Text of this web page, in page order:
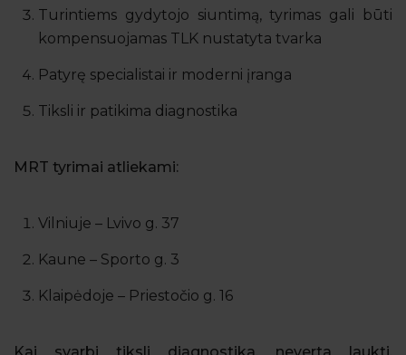
Turintiems gydytojo siuntimą, tyrimas gali būti
kompensuojamas TLK nustatyta tvarka
Patyrę specialistai ir moderni įranga
Tiksli ir patikima diagnostika
MRT tyrimai atliekami:
Vilniuje – Lvivo g. 37
Kaune – Sporto g. 3
Klaipėdoje – Priestočio g. 16